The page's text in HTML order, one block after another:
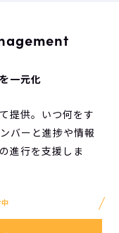
一元化
提供。いつ何をす
バーと進捗や情報
進行を支援しま